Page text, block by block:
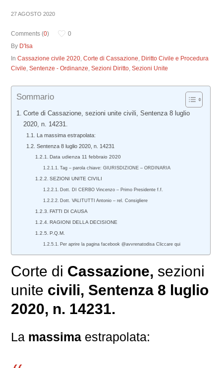
27 AGOSTO 2020
Comments (0)
0
By D'Isa
InCassazione civile 2020,Corte di Cassazione, Diritto Civile e Procedura
Civile,Sentenze - Ordinanze,Sezioni Diritto,Sezioni Unite
Sommario
Corte di Cassazione, sezioni unite civili, Sentenza 8 luglio
2020, n. 14231.
La massima estrapolata:
Sentenza 8 luglio 2020, n. 14231
Data udienza 11 febbraio 2020
Tag – parola chiave: GIURISDIZIONE – ORDINARIA
SEZIONI UNITE CIVILI
Dott. DI CERBO Vincenzo – Primo Presidente f.f.
Dott. VALITUTTI Antonio – rel. Consigliere
FATTI DI CAUSA
RAGIONI DELLA DECISIONE
P.Q.M.
Per aprire la pagina facebook @avvrenatodisa Cliccare qui
Corte di Cassazione, sezioni
unite civili, Sentenza 8 luglio
2020, n. 14231.
La massima estrapolata: